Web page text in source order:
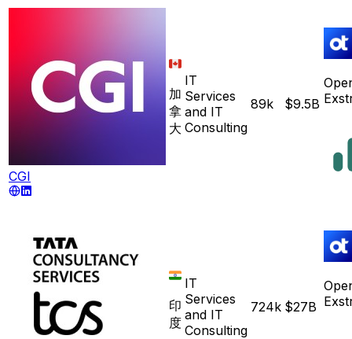
CGI
加
拿
大
IT
Services
and IT
Consulting
89k $9.5B
印
度
IT
Services
and IT
Consulting
724k $27B